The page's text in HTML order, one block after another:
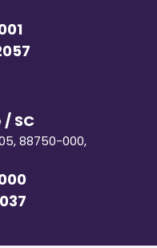
SC
88750-000,